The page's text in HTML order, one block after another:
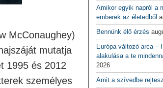
McConaughey)
mutatja
1995 és 2012
személyes
Amikor egyik napról a
emberek az életedből
Bennünk élő érzés
Európa változó arca –
alakulása a te
2026
Amit a szívedbe rejtesz